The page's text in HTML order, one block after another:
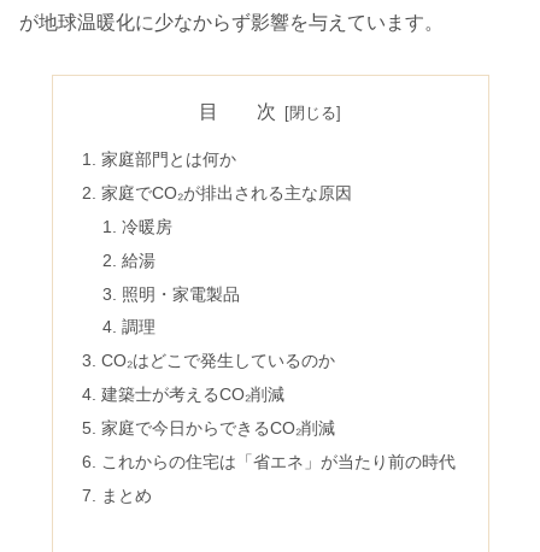
が地球温暖化に少なからず影響を与えています。
目 次
家庭部門とは何か
家庭でCO₂が排出される主な原因
冷暖房
給湯
照明・家電製品
調理
CO₂はどこで発生しているのか
建築士が考えるCO₂削減
家庭で今日からできるCO₂削減
これからの住宅は「省エネ」が当たり前の時代
まとめ